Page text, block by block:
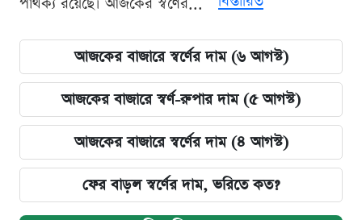
আজকের বাজারে স্বর্ণের দাম (৬ আগস্ট)
আজকের বাজারে স্বর্ণ-রুপার দাম (৫ আগস্ট)
আজকের বাজারে স্বর্ণের দাম (৪ আগস্ট)
ফের বাড়ল স্বর্ণের দাম, ভরিতে কত?